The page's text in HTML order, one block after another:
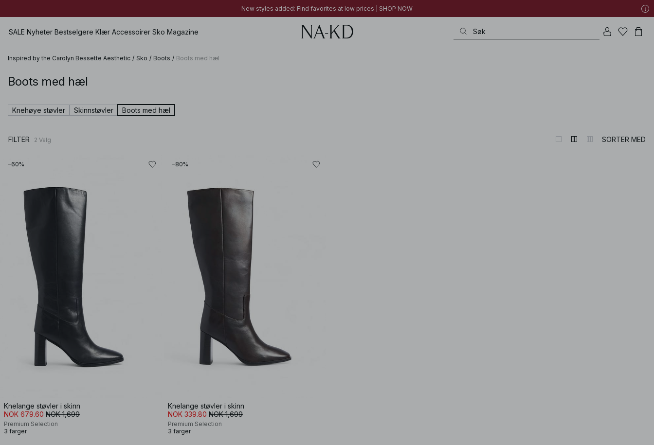
New styles added: Find favorites at low prices | SHOP NOW
FINAL SALE | SHOP NOW
New styles added: Find favorites at low prices | SHOP NOW
SALE Nyheter Bestselgere Klær Accessoirer Sko Magazine
Vis alle
Kjoler
Gensere
Kåper & Jakker
Bukser
Shorts
Se alle
Smykker
Belter
Håraccessoirer
Se alle
Høyhælte sko
Boots
Inspired by the Carolyn Bessette Aesthetic / Sko / Boots / Boots med hæl
Boots med hæl
Knehøye støvler Skinnstøvler Boots med hæl
FILTER 2 Valg SORTER MED
−60%
Knelange støvler i skinn
NOK 679.60 NOK 1,699
Premium Selection
3 farger
−80%
Knelange støvler i skinn
NOK 339.80 NOK 1,699
Premium Selection
3 farger